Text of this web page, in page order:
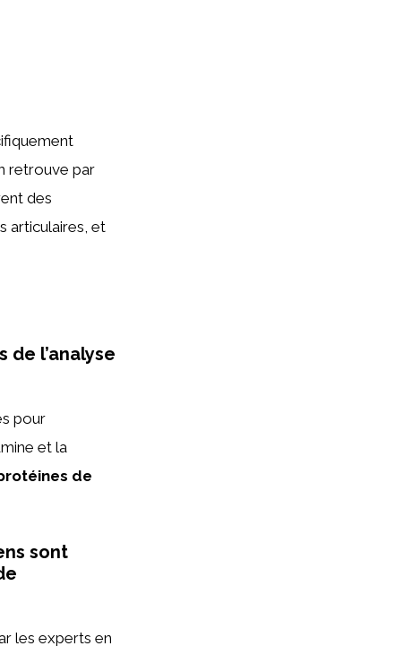
retrouve par
des
articulaires, et
l’analyse
pour
et la
de
sont
les experts en